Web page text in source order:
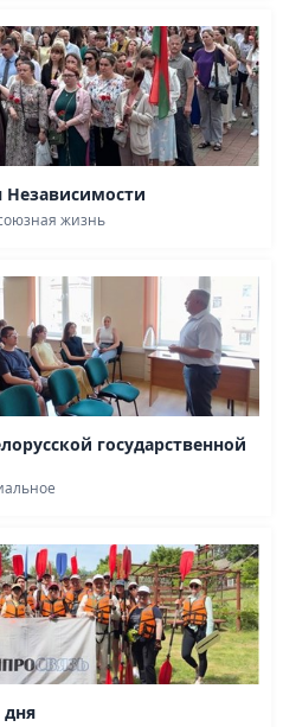
Независимости
жизнь
государственной
дня